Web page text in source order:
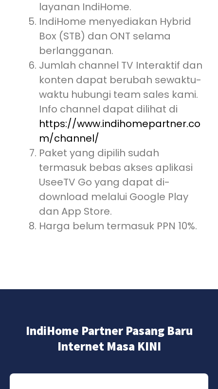
layanan IndiHome.
IndiHome menyediakan Hybrid
Box (STB) dan ONT selama
berlangganan.
Jumlah channel TV Interaktif dan
konten dapat berubah sewaktu-
waktu hubungi team sales kami.
Info channel dapat dilihat di
https://www.indihomepartner.co
m/channel/
Paket yang dipilih sudah
termasuk bebas akses aplikasi
UseeTV Go yang dapat di-
download melalui Google Play
dan App Store.
Harga belum termasuk PPN 10%.
IndiHome Partner Pasang Baru
Internet Masa KINI